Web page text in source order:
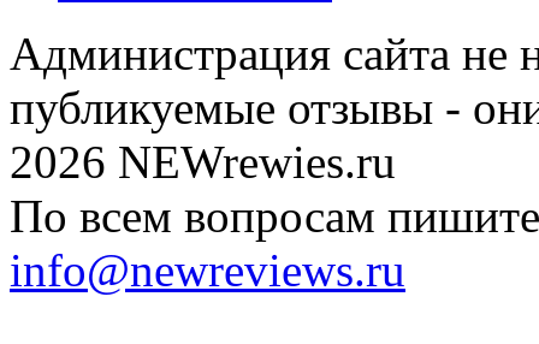
Администрация сайта не
публикуемые отзывы -
2026 NEWrewies.ru
По всем вопросам
info@newreviews.ru